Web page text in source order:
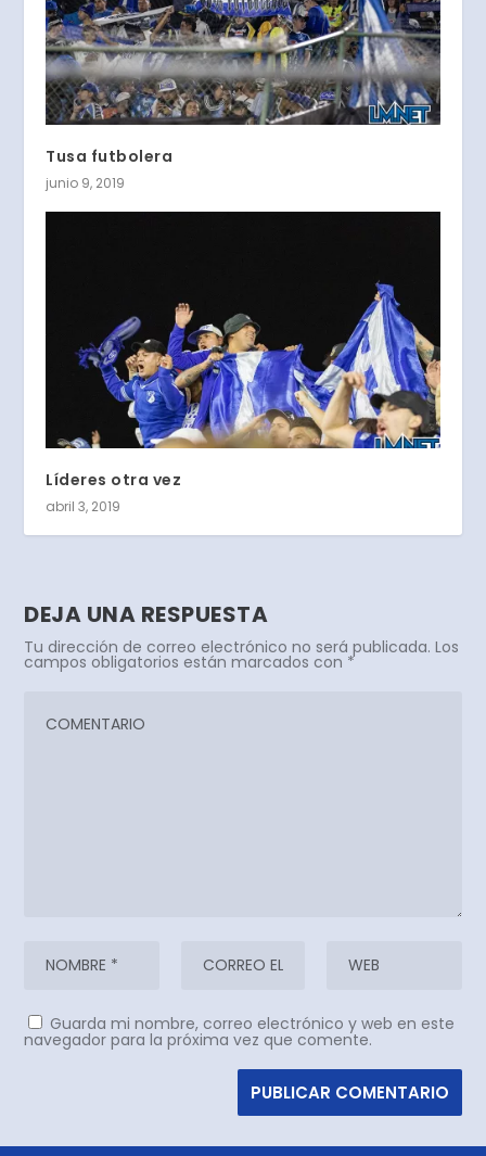
Tusa futbolera
junio 9, 2019
Líderes otra vez
abril 3, 2019
DEJA UNA RESPUESTA
Tu dirección de correo electrónico no será publicada. Los
campos obligatorios están marcados con *
Guarda mi nombre, correo electrónico y web en este
navegador para la próxima vez que comente.